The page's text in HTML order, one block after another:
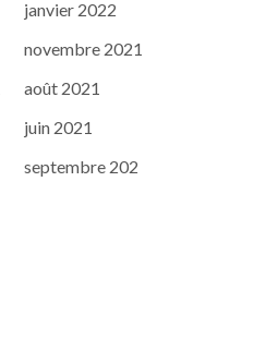
janvier 2022
novembre 2021
août 2021
juin 2021
septembre 202